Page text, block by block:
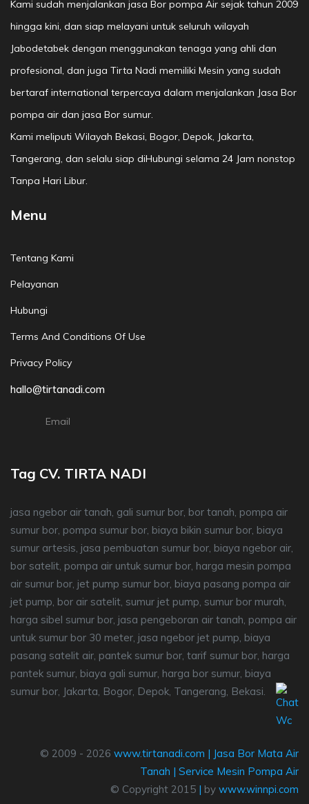
Kami sudah menjalankan jasa Bor pompa Air sejak tahun 2009
hingga kini, dan siap melayani untuk seluruh wilayah
Jabodetabek dengan menggunakan tenaga yang ahli dan
profesional, dan juga Tirta Nadi memiliki Mesin yang sudah
bertaraf international terpercaya dalam menjalankan Jasa Bor
pompa air dan jasa Bor sumur.
Kami meliputi Wilayah Bekasi, Bogor, Depok, Jakarta,
Tangerang, dan selalu siap diHubungi selama 24 Jam nonstop
Tanpa Hari Libur.
Menu
Tentang Kami
Pelayanan
Hubungi
Terms And Conditions Of Use
Privacy Policy
hallo@tirtanadi.com
Email
Tag CV. TIRTA NADI
jasa ngebor air tanah, gali sumur bor, bor tanah, pompa air
sumur bor, pompa sumur bor, biaya bikin sumur bor, biaya
sumur artesis, jasa pembuatan sumur bor, biaya ngebor air,
bor satelit, pompa air untuk sumur bor, harga mesin pompa
air sumur bor, jet pump sumur bor, biaya pasang pompa air
jet pump, bor air satelit, sumur jet pump, sumur bor murah,
harga sibel sumur bor, jasa pengeboran air tanah, pompa air
untuk sumur bor 30 meter, jasa ngebor jet pump, biaya
pasang satelit air, pantek sumur bor, tarif sumur bor, harga
pantek sumur, biaya gali sumur, harga bor sumur, biaya
sumur bor, Jakarta, Bogor, Depok, Tangerang, Bekasi.
© 2009 - 2026 www.tirtanadi.com | Jasa Bor Mata Air
Tanah | Service Mesin Pompa Air
© Copyright 2015 | by www.winnpi.com